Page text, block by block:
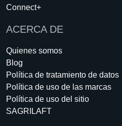
Connect+
ACERCA DE
Quienes somos
Blog
Política de tratamiento de datos
Política de uso de las marcas
Política de uso del sitio
SAGRILAFT